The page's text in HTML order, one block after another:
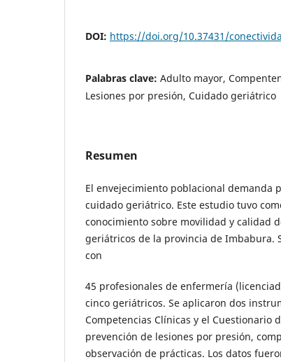
DOI: https://doi.org/10.37431/
Palabras clave: Adulto mayor,
Lesiones por presión, Cuidado geriátrico
Resumen
El envejecimiento poblacional demanda
cuidado geriátrico. Este estudio tuvo
conocimiento sobre movilidad y calidad
geriátricos de la provincia de Imbabura.
con
45 profesionales de enfermería
cinco geriátricos. Se aplicaron dos
Competencias Clínicas y el Cuestionario
prevención de lesiones por presión,
observación de prácticas. Los datos